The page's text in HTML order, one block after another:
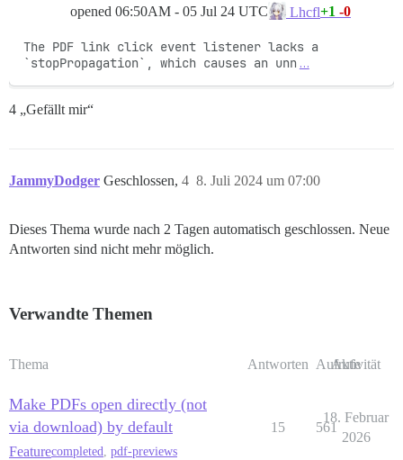
opened 06:50AM - 05 Jul 24 UTC Lhcfl+1 -0
The PDF link click event listener lacks a
`stopPropagation`, which causes an unn …
4 „Gefällt mir“
JammyDodger Geschlossen, 8. Juli 2024 um 07:00
4
Dieses Thema wurde nach 2 Tagen automatisch geschlossen. Neue
Antworten sind nicht mehr möglich.
Verwandte Themen
Thema Antworten Aufrufe
Aktivität
Make PDFs open directly (not
via download) by default
Featurecompleted, pdf-previews
15 561
18. Februar
2026